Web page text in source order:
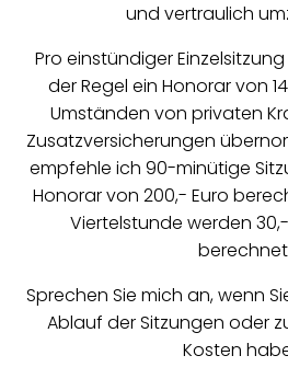
und vertraulich
Pro einstündiger
der Regel ein Honorar von
Umständen von privaten
Zusatzversicherungen
empfehle ich 90-minütige
Honorar von 200,- Euro
Viertelstunde werden
Sprechen Sie mich an, wenn
Ablauf der Sitzungen oder
Kosten